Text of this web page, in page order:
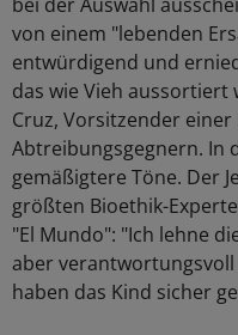
von einem "lebenden
entwürdigend und
das wie Vieh
Cruz, Vorsitzender
Abtreibungsgegnern. In
gemäßigtere Töne. Der
größten Bioethik-
"El Mundo": "Ich lehne
aber verantwortungsvoll
haben das Kind sicher